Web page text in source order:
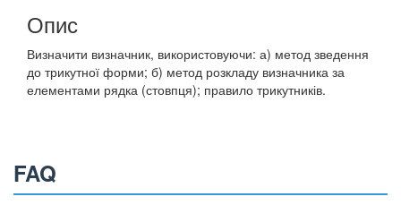
Опис
Визначити визначник, використовуючи: а) метод зведення
до трикутної форми; б) метод розкладу визначника за
елементами рядка (стовпця); правило трикутників.
FAQ